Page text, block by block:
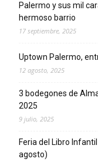
Palermo y sus mil
hermoso barrio
17 septiembre, 2025
Uptown Palermo,
12 agosto, 2025
3 bodegones de
2025
9 julio, 2025
Feria del Libro
agosto)